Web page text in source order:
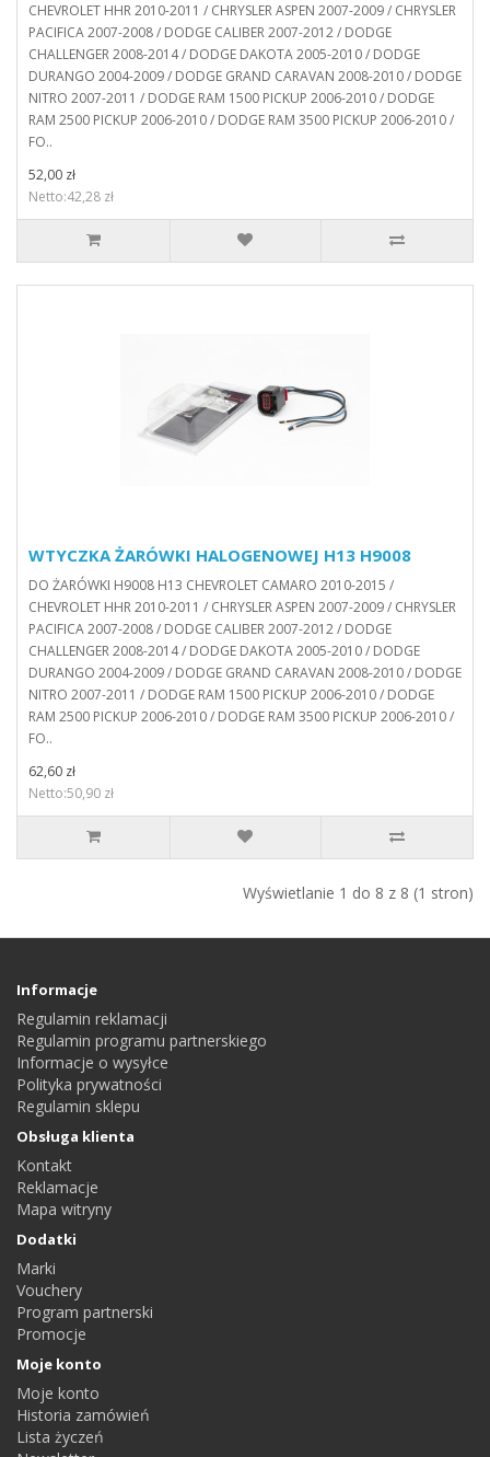
CHEVROLET HHR 2010-2011 / CHRYSLER ASPEN 2007-2009 / CHRYSLER
PACIFICA 2007-2008 / DODGE CALIBER 2007-2012 / DODGE
CHALLENGER 2008-2014 / DODGE DAKOTA 2005-2010 / DODGE
DURANGO 2004-2009 / DODGE GRAND CARAVAN 2008-2010 / DODGE
NITRO 2007-2011 / DODGE RAM 1500 PICKUP 2006-2010 / DODGE
RAM 2500 PICKUP 2006-2010 / DODGE RAM 3500 PICKUP 2006-2010 /
FO..
52,00 zł
Netto:42,28 zł
WTYCZKA ŻARÓWKI HALOGENOWEJ H13 H9008
DO ŻARÓWKI H9008 H13 CHEVROLET CAMARO 2010-2015 /
CHEVROLET HHR 2010-2011 / CHRYSLER ASPEN 2007-2009 / CHRYSLER
PACIFICA 2007-2008 / DODGE CALIBER 2007-2012 / DODGE
CHALLENGER 2008-2014 / DODGE DAKOTA 2005-2010 / DODGE
DURANGO 2004-2009 / DODGE GRAND CARAVAN 2008-2010 / DODGE
NITRO 2007-2011 / DODGE RAM 1500 PICKUP 2006-2010 / DODGE
RAM 2500 PICKUP 2006-2010 / DODGE RAM 3500 PICKUP 2006-2010 /
FO..
62,60 zł
Netto:50,90 zł
Wyświetlanie 1 do 8 z 8 (1 stron)
Informacje
Regulamin reklamacji
Regulamin programu partnerskiego
Informacje o wysyłce
Polityka prywatności
Regulamin sklepu
Obsługa klienta
Kontakt
Reklamacje
Mapa witryny
Dodatki
Marki
Vouchery
Program partnerski
Promocje
Moje konto
Moje konto
Historia zamówień
Lista życzeń